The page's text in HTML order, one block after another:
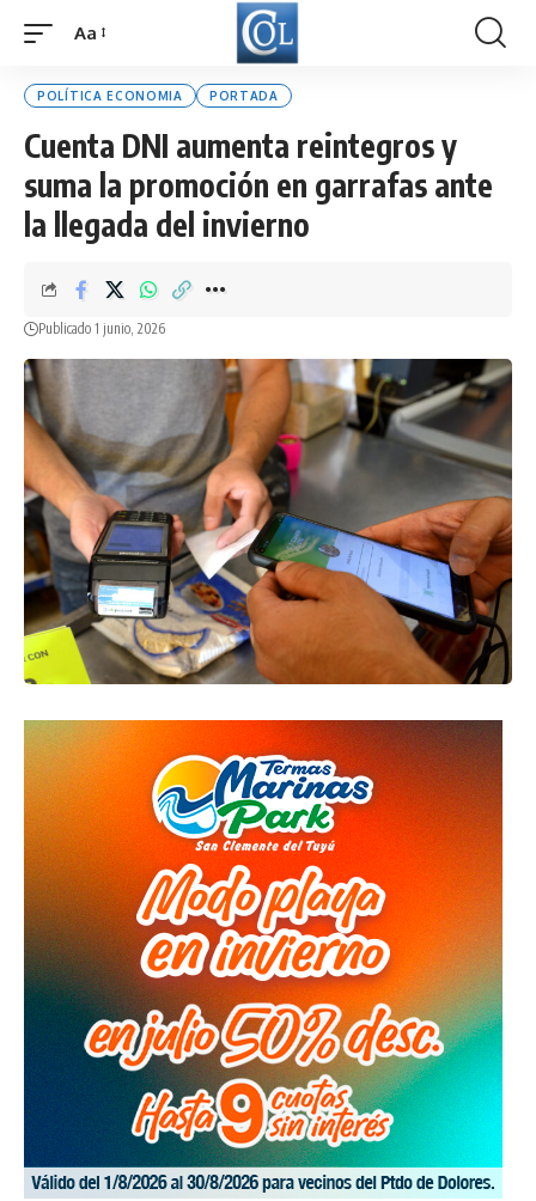
Font
Aa
POLÍTICA ECONOMIA PORTADA
Cuenta DNI aumenta reintegros y
suma la promoción en garrafas ante
la llegada del invierno
Publicado 1 junio, 2026